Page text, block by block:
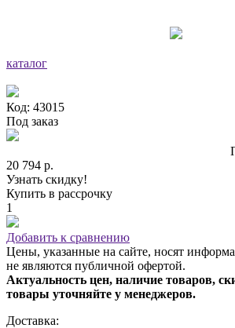
каталог
Код: 43015
Под заказ
20 794 р.
Узнать скидку!
Купить в рассрочку
1
Добавить к сравнению
Цены, указанные на сайте, носят
не являются публичной офертой.
Актуальность цен, наличие товаров,
товары уточняйте у менеджеров.
Доставка: